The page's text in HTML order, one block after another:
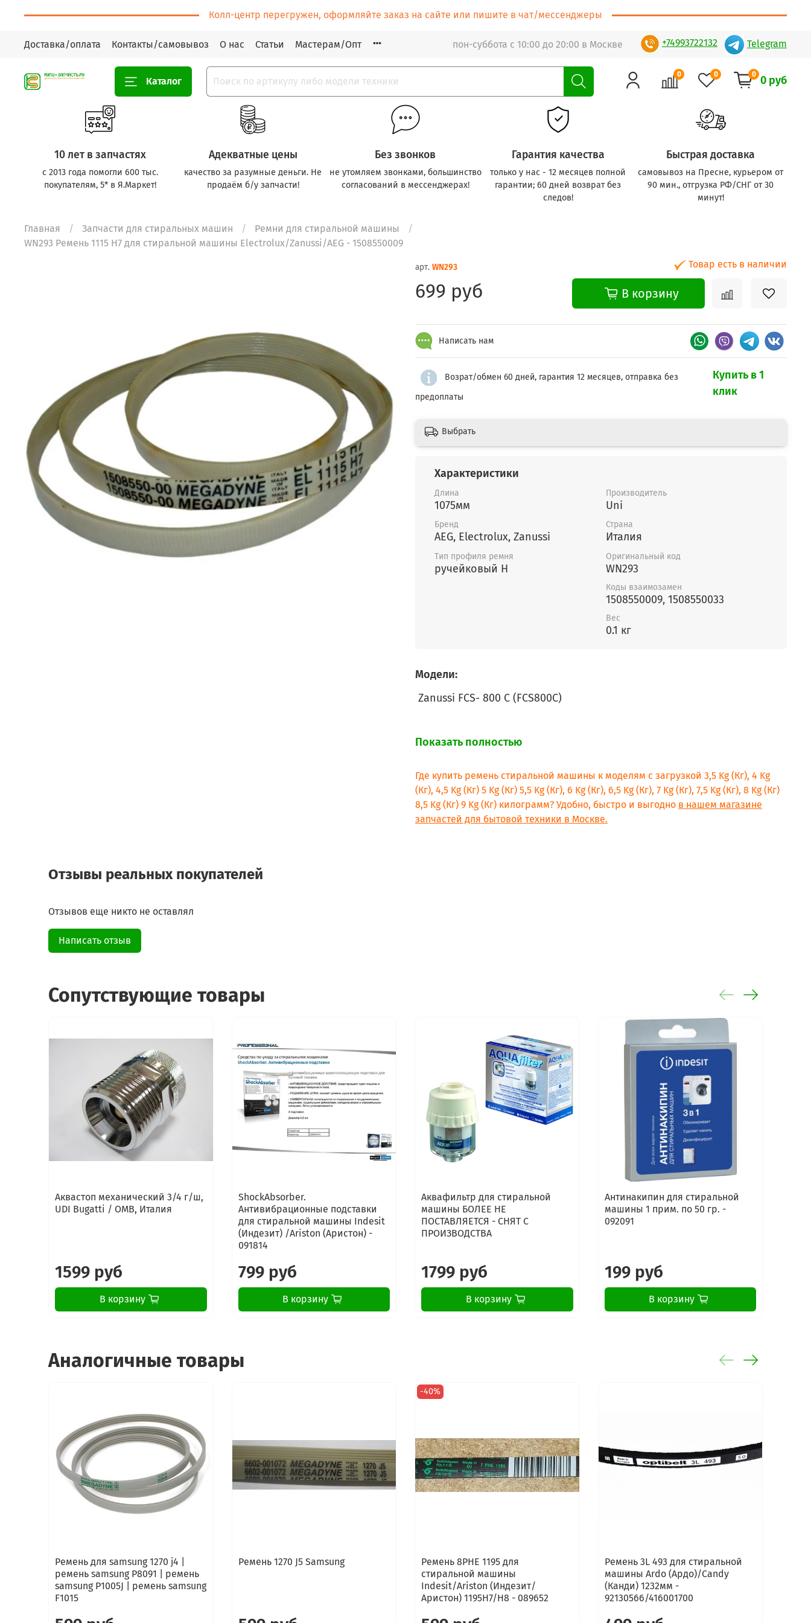
Колл-центр перегружен, оформляйте заказ на сайте или пишите в чат/мессенджеры
Доставка/оплата Контакты/самовывоз О нас Статьи Мастерам/Опт пон-суббота с 10:00 до 20:00 в Москве +74993722132 Telegram
Каталог
0 0 0 0 руб
10 лет в запчастях
с 2013 года помогли 600 тыс.
покупателям, 5* в Я.Маркет!
Адекватные цены
качество за разумные деньги. Не
продаём б/у запчасти!
Без звонков
не утомляем звонками, большинство
согласований в мессенджерах!
Гарантия качества
только у нас - 12 месяцев полной
гарантии; 60 дней возврат без
следов!
Быстрая доставка
самовывоз на Пресне, курьером от
90 мин., отгрузка РФ/СНГ от 30
минут!
Главная Запчасти для стиральных машин
Ремни для стиральной машины
WN293 Ремень 1115 H7 для стиральной машины Electrolux/Zanussi/AEG - 1508550009
арт. WN293 Товар есть в наличии
699 руб В корзину
Написать нам
Возрат/обмен 60 дней, гарантия 12 месяцев, отправка без
предоплаты
Купить в 1
клик
Выбрать
Характеристики
Длина
1075мм
Производитель
Uni
Бренд
AEG, Electrolux, Zanussi
Страна
Италия
Тип профиля ремня
ручейковый H
Оригинальный код
WN293
Коды взаимозамен
1508550009, 1508550033
Вес
0.1 кг
Модели:
Zanussi FCS- 800 C (FCS800C)
Показать полностью
Где купить ремень стиральной машины к моделям с загрузкой 3,5 Kg (Кг), 4 Kg
(Кг), 4,5 Kg (Кг) 5 Kg (Кг) 5,5 Kg (Кг), 6 Kg (Кг), 6,5 Kg (Кг), 7 Kg (Кг), 7,5 Kg (Кг), 8 Kg (Кг)
8,5 Kg (Кг) 9 Kg (Кг) килограмм? Удобно, быстро и выгодно в нашем магазине
запчастей для бытовой техники в Москве.
Отзывы реальных покупателей
Отзывов еще никто не оставлял
Написать отзыв
Сопутствующие товары
Аквастоп механический 3/4 г/ш,
UDI Bugatti / OMB, Италия
1599 руб
В корзину
ShockAbsorber.
Антивибрационные подставки
для стиральной машины Indesit
(Индезит) /Ariston (Аристон) -
091814
799 руб
В корзину
Аквафильтр для стиральной
машины БОЛЕЕ НЕ
ПОСТАВЛЯЕТСЯ - СНЯТ С
ПРОИЗВОДСТВА
1799 руб
В корзину
Антинакипин для стиральной
машины 1 прим. по 50 гр. -
092091
199 руб
В корзину
Аналогичные товары
Ремень для samsung 1270 j4 |
ремень samsung P8091 | ремень
samsung P1005J | ремень samsung
F1015
Ремень 1270 J5 Samsung
-40%
Ремень 8PHE 1195 для
стиральной машины
Indesit/Ariston (Индезит/
Аристон) 1195H7/H8 - 089652
Ремень 3L 493 для стиральной
машины Ardo (Ардо)/Candy
(Канди) 1232мм -
92130566/416001700